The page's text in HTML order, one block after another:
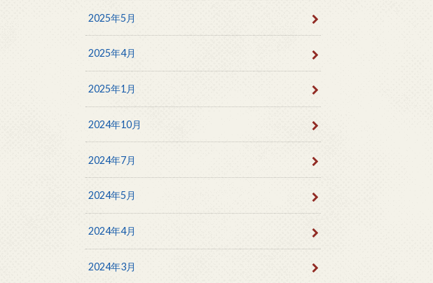
2025年5月
2025年4月
2025年1月
2024年10月
2024年7月
2024年5月
2024年4月
2024年3月